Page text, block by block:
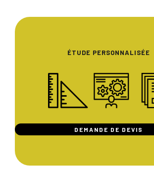
ÉTUDE PERSONNALISÉE
DEMANDE DE DEVIS